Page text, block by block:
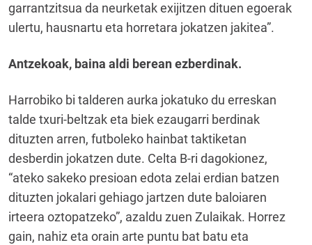
garrantzitsua da neurketak exijitzen dituen egoerak
ulertu, hausnartu eta horretara jokatzen jakitea”.
Antzekoak, baina aldi berean ezberdinak.
Harrobiko bi talderen aurka jokatuko du erreskan
talde txuri-beltzak eta biek ezaugarri berdinak
dituzten arren, futboleko hainbat taktiketan
desberdin jokatzen dute. Celta B-ri dagokionez,
“ateko sakeko presioan edota zelai erdian batzen
dituzten jokalari gehiago jartzen dute baloiaren
irteera oztopatzeko”, azaldu zuen Zulaikak. Horrez
gain, nahiz eta orain arte puntu bat batu eta